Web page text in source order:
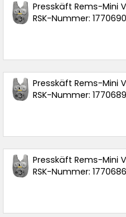
Presskäft Rems-Mini
RSK-Nummer: 1770690
Presskäft Rems-Mini
RSK-Nummer: 1770689
Presskäft Rems-Mini
RSK-Nummer: 1770686